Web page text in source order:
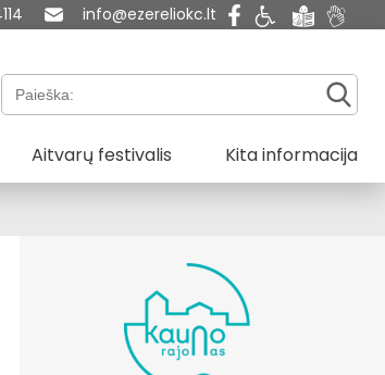
info@ezereliokc.lt
Paieška:
Aitvarų festivalis Kita informacija